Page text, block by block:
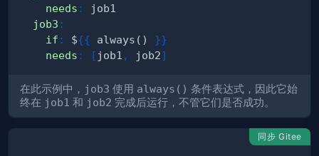
needs :
job3 :
if : ${{ always() }}
needs : [ job1 , job2]
在此示例中， job3 使用 always() 条件表达式，因此它始
终在 job1 和 job2 完成后运行，不管它们是否成功。
同步 Gitee